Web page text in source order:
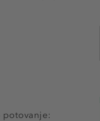
potovanje: